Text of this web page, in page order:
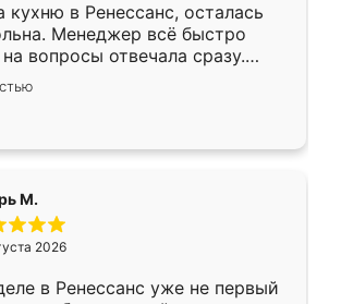
кухню в Ренессанс, осталась
Менеджер всё быстро
вопросы отвечала сразу.
в субботу, подошёл к
ответственностью. Собрали
работали аккуратно, даже
М.
2026
в Ренессанс уже не первый